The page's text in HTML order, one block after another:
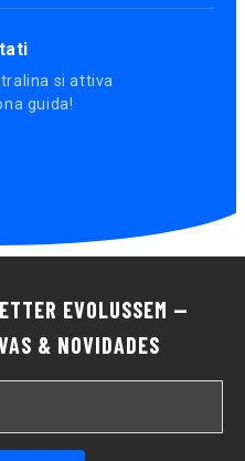
si attiva
guida!
EVOLUSSEM —
& NOVIDADES